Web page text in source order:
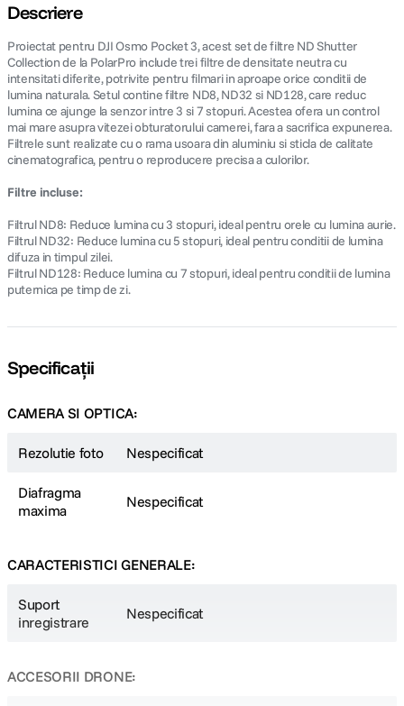
Descriere
Proiectat pentru DJI Osmo Pocket 3, acest set de filtre ND Shutter
Collection de la PolarPro include trei filtre de densitate neutra cu
intensitati diferite, potrivite pentru filmari in aproape orice conditii de
lumina naturala. Setul contine filtre ND8, ND32 si ND128, care reduc
lumina ce ajunge la senzor intre 3 si 7 stopuri. Acestea ofera un control
mai mare asupra vitezei obturatorului camerei, fara a sacrifica expunerea.
Filtrele sunt realizate cu o rama usoara din aluminiu si sticla de calitate
cinematografica, pentru o reproducere precisa a culorilor.
Filtre incluse:
Filtrul ND8: Reduce lumina cu 3 stopuri, ideal pentru orele cu lumina aurie.
Filtrul ND32: Reduce lumina cu 5 stopuri, ideal pentru conditii de lumina
difuza in timpul zilei.
Filtrul ND128: Reduce lumina cu 7 stopuri, ideal pentru conditii de lumina
puternica pe timp de zi.
Specificații
CAMERA SI OPTICA:
Rezolutie foto Nespecificat
Diafragma
maxima
Nespecificat
CARACTERISTICI GENERALE:
Suport
inregistrare
Nespecificat
ACCESORII DRONE: